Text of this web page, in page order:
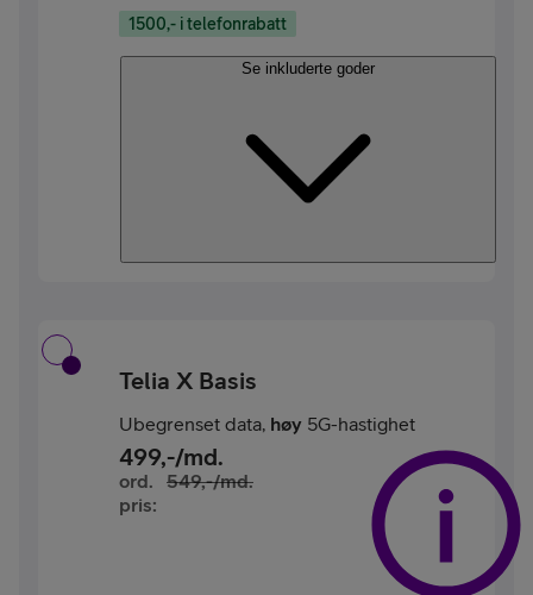
1500,- i telefonrabatt
Se inkluderte goder
Telia X Basis
Ubegrenset data, høy 5G-hastighet
499,-/md.
ord.
pris:
549,-/md.